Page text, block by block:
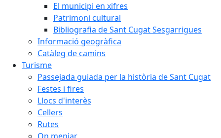
El municipi en xifres
Patrimoni cultural
Bibliografia de Sant Cugat Sesgarrigues
Informació geogràfica
Catàleg de camins
Turisme
Passejada guiada per la història de Sant Cugat
Festes i fires
Llocs d'interès
Cellers
Rutes